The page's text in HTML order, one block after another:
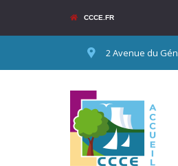
CCCE.FR
2 Avenue du